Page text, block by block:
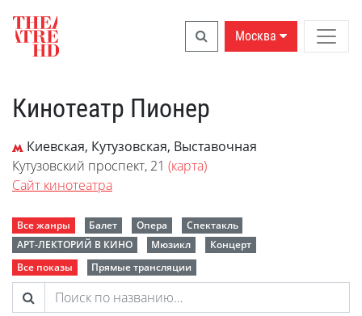
Москва
Кинотеатр Пионер
Киевская, Кутузовская, Выставочная
Кутузовский проспект, 21 (карта)
Сайт кинотеатра
Все жанры Балет Опера
Спектакль
АРТ-ЛЕКТОРИЙ В КИНО
Мюзикл
Концерт
Все показы
Прямые трансляции